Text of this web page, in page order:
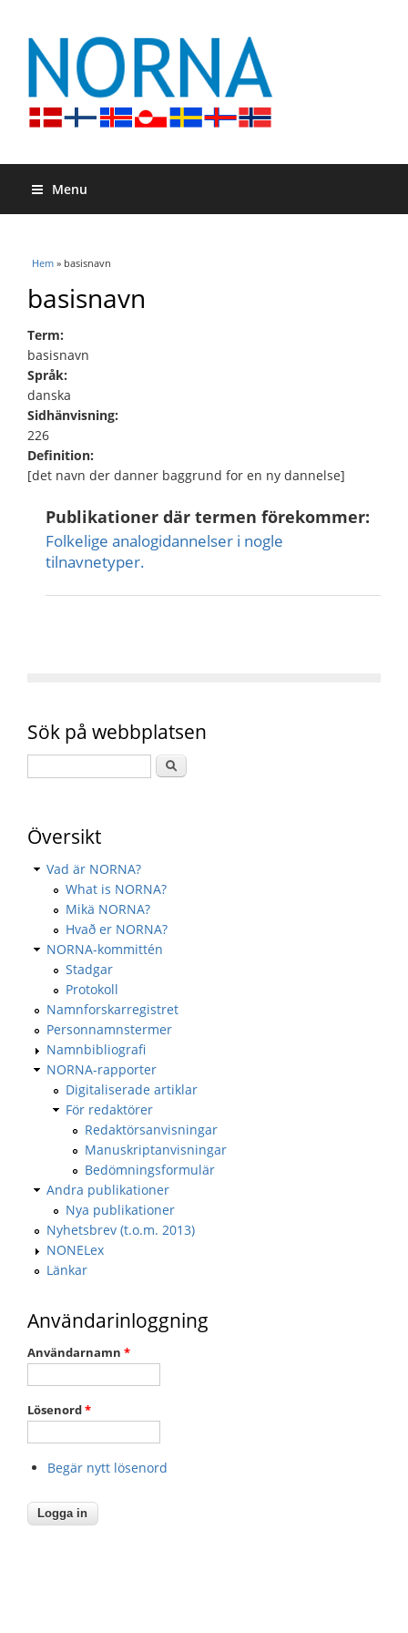
Menu
Du är här
Hem » basisnavn
basisnavn
Term:
basisnavn
Språk:
danska
Sidhänvisning:
226
Definition:
[det navn der danner baggrund for en ny dannelse]
Publikationer där termen förekommer:
Folkelige analogidannelser i nogle
tilnavnetyper.
Sök på webbplatsen
Översikt
Vad är NORNA?
What is NORNA?
Mikä NORNA?
Hvað er NORNA?
NORNA-kommittén
Stadgar
Protokoll
Namnforskarregistret
Personnamnstermer
Namnbibliografi
NORNA-rapporter
Digitaliserade artiklar
För redaktörer
Redaktörsanvisningar
Manuskriptanvisningar
Bedömningsformulär
Andra publikationer
Nya publikationer
Nyhetsbrev (t.o.m. 2013)
NONELex
Länkar
Användarinloggning
Användarnamn *
Lösenord*
Begär nytt lösenord